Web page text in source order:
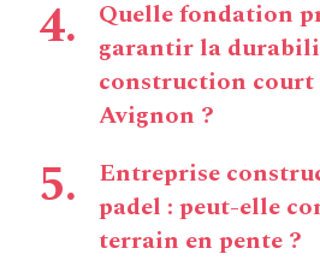
Quelle fondation
garantir la
construction court
Avignon ?
Entreprise
padel : peut-elle
terrain en pente ?